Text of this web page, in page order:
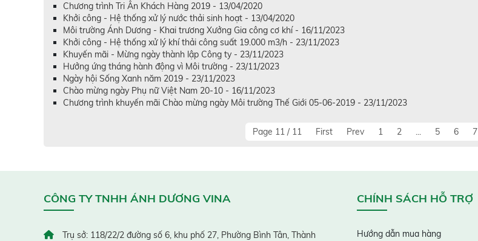
Chương trình Tri Ân Khách Hàng 2019 - 13/04/2020
Khởi công - Hệ thống xử lý nước thải sinh hoạt - 13/04/2020
Môi trường Ánh Dương - Khai trương Xưởng Gia công cơ khí - 16/11/2023
Khởi công - Hệ thống xử lý khí thải công suất 19.000 m3/h - 23/11/2023
Khuyến mãi - Mừng ngày thành lập Công ty - 23/11/2023
Hưởng ứng tháng hành động vì Môi trường - 23/11/2023
Ngày hội Sống Xanh năm 2019 - 23/11/2023
Chào mừng ngày Phụ nữ Việt Nam 20-10 - 16/11/2023
Chương trình khuyến mãi Chào mừng ngày Môi trường Thế Giới 05-06-2019 - 23/11/2023
Page 11 / 11 First Prev 1 2 ... 5 6 7
CÔNG TY TNHH ÁNH DƯƠNG VINA
Trụ sở: 118/22/2 đường số 6, khu phố 27, Phường Bình Tân, Thành
CHÍNH SÁCH HỖ TRỢ
Hướng dẫn mua hàng